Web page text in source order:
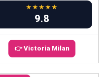
★★★★★
9.8
👉 Victoria Milan